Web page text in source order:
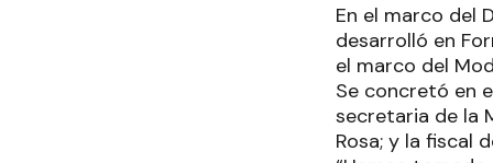
En el marco del
desarrolló en
el marco del
Se concretó en
secretaria de la
Rosa; y la fiscal